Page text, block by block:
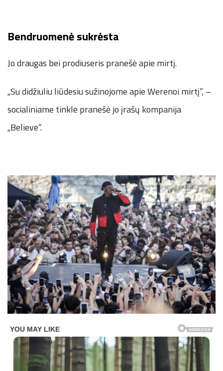
Bendruomenė sukrėsta
Jo draugas bei prodiuseris pranešė apie mirtį.
„Su didžiuliu liūdesiu sužinojome apie Werenoi mirtį“, –
socialiniame tinkle pranešė jo įrašų kompanija
„Believe“.